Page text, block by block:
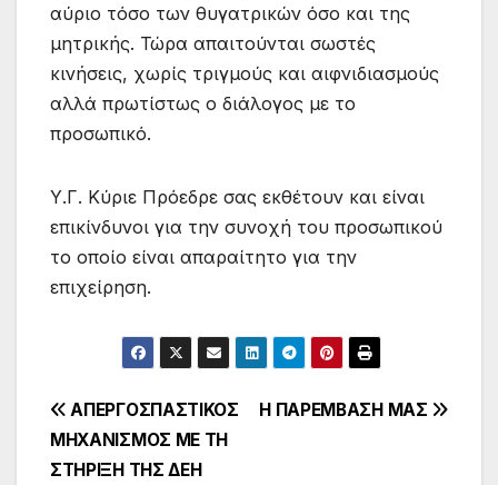
αύριο τόσο των θυγατρικών όσο και της
μητρικής. Τώρα απαιτούνται σωστές
κινήσεις, χωρίς τριγμούς και αιφνιδιασμούς
αλλά πρωτίστως ο διάλογος με το
προσωπικό.
Υ.Γ. Κύριε Πρόεδρε σας εκθέτουν και είναι
επικίνδυνοι για την συνοχή του προσωπικού
το οποίο είναι απαραίτητο για την
επιχείρηση.
Πλοήγηση
άρθρων
Η ΠΑΡΕΜΒΑΣΗ ΜΑΣ
ΑΠΕΡΓΟΣΠΑΣΤΙΚΟΣ
ΜΗΧΑΝΙΣΜΟΣ ΜΕ ΤΗ
ΣΤΗΡΙΞΗ ΤΗΣ ΔΕΗ